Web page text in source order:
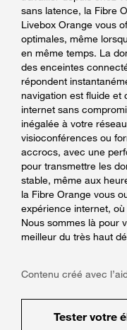
sans latence, la Fibre
Livebox Orange vous
optimales, même
en même temps. La
des enceintes
répondent
navigation est fluide et
internet sans
inégalée à votre
visioconférences ou
accrocs, avec une
pour transmettre les
stable, même aux
la Fibre Orange vous
expérience internet,
Nous sommes là pour
meilleur du très haut
Contenu créé avec
Tester votre